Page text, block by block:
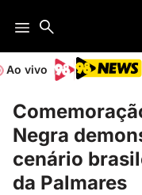
Ao vivo
Negra
cenário
da Palmares